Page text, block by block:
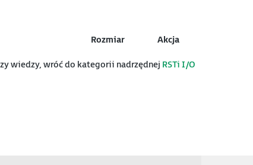
Rozmiar Akcja
wiedzy, wróć do kategorii nadrzędnej RSTi I/O